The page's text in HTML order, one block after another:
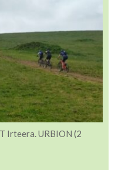
Irteera. URBION (2